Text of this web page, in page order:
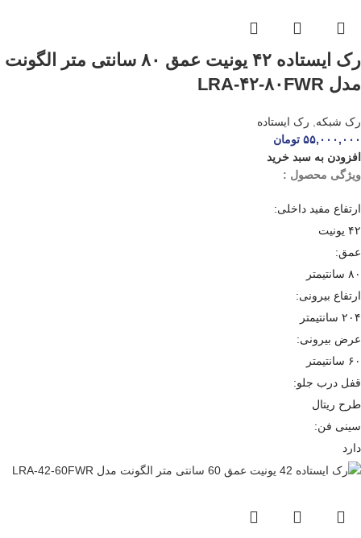
رک ایستاده ۴۲ یونیت عمق ۸۰ سانتی متر الگونت
مدل LRA-۴۲-۸۰FWR
رک شبکه
رک ایستاده
۵۵,۰۰۰,۰۰۰ تومان
افزودن به سبد خرید
ویژگی محصول :
ارتفاع مفید داخلی:
۴۲ یونیت
عمق:
۸۰ سانتیمتر
ارتفاع بیرونی:
۲۰۴ سانتیمتر
عرض بیرونی:
۶۰ سانتیمتر
قفل درب جلو:
طرح ریتال
سینی فن:
دارد